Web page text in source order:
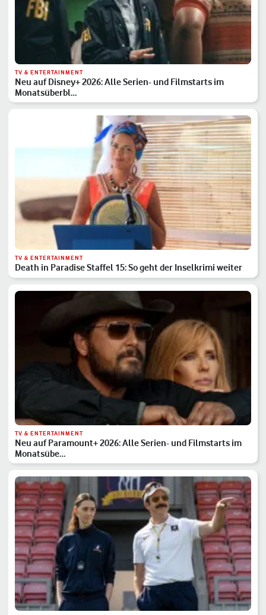
TV & ENTERTAINMENT
Neu auf Disney+ 2026: Alle Serien- und Filmstarts im
Monatsüberbl…
TV & ENTERTAINMENT
Death in Paradise Staffel 15: So geht der Inselkrimi weiter
TV & ENTERTAINMENT
Neu auf Paramount+ 2026: Alle Serien- und Filmstarts im
Monatsübe…